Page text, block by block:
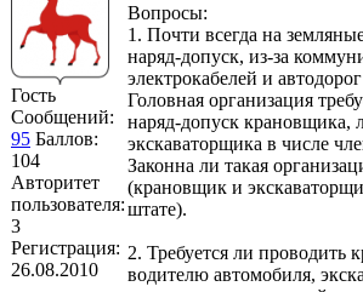
Гость
Сообщений:
95 Баллов:
104
Авторитет
пользователя:
3
Регистрация:
26.08.2010
Вопросы:
1. Почти всегда на
наряд-допуск, из-за
электрокабелей и
Головная организация
наряд-допуск крановщика,
экскаваторщика в числе
Законна ли такая
(крановщик и
штате).
2. Требуется ли проводить
водителю автомобиля,